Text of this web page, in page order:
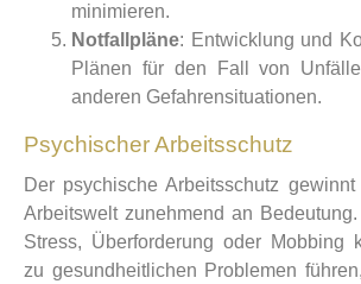
minimieren.
Notfallpläne: Entwicklung und
Plänen für den Fall von
anderen Gefahrensituationen.
Psychischer Arbeitsschutz
Der psychische Arbeitsschutz
Arbeitswelt zunehmend an
Stress, Überforderung oder Mobbing
zu gesundheitlichen Problemen